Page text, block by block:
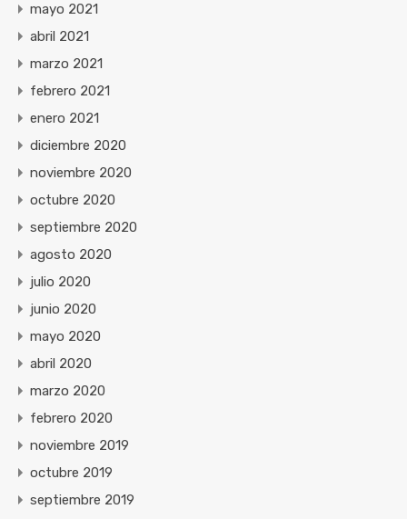
mayo 2021
abril 2021
marzo 2021
febrero 2021
enero 2021
diciembre 2020
noviembre 2020
octubre 2020
septiembre 2020
agosto 2020
julio 2020
junio 2020
mayo 2020
abril 2020
marzo 2020
febrero 2020
noviembre 2019
octubre 2019
septiembre 2019